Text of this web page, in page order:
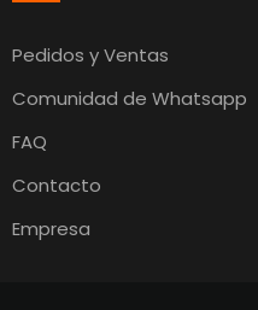
Pedidos y Ventas
Comunidad de Whatsapp
FAQ
Contacto
Empresa